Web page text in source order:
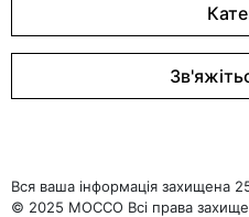
Вся ваша інформація захищена
© 2025 MOCCO Всі права